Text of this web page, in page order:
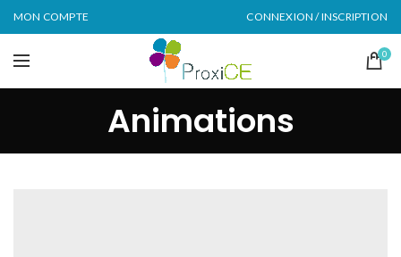
MON COMPTE CONNEXION / INSCRIPTION
0
Animations